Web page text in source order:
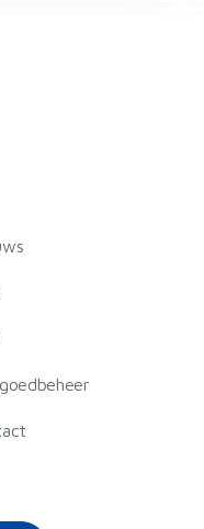
Ook delen we
site met onze
met andere
of die ze hebben
van hun services.